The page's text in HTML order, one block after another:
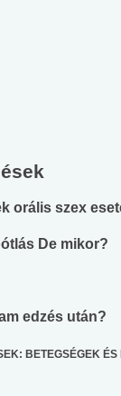
orális szex
De mikor?
edzés után?
BETEGSÉGEK ÉS